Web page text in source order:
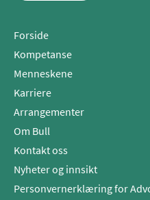
Forside
Kompetanse
Menneskene
Karriere
Arrangementer
Om Bull
Kontakt oss
Nyheter og innsikt
Personvernerklæring for